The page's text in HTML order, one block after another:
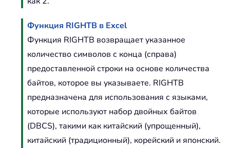
Функция RIGHTB в Excel
Функция RIGHTB возвращает указанное
количество символов с конца (справа)
предоставленной строки на основе количества
байтов, которое вы указываете. RIGHTB
предназначена для использования с языками,
которые используют набор двойных байтов
(DBCS), такими как китайский (упрощенный),
китайский (традиционный), корейский и японский.